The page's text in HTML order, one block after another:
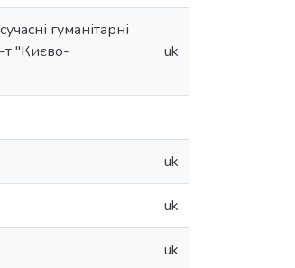
гуманітарні
т "Києво-
uk
uk
uk
uk